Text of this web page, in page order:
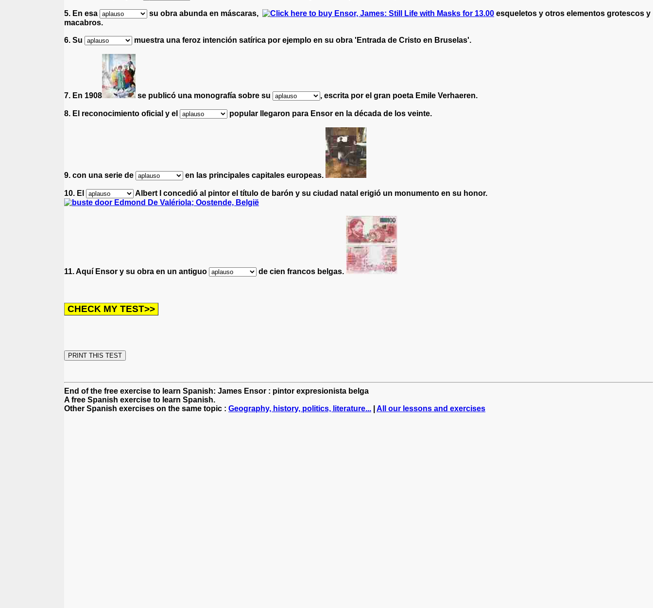
5. En esa su obra abunda en máscaras,
esqueletos y otros elementos grotescos y
macabros.
6. Su muestra una feroz intención satírica por ejemplo en su obra 'Entrada de Cristo en Bruselas'.
7. En 1908 se publicó una monografía sobre su , escrita por el gran poeta Emile Verhaeren.
8. El reconocimiento oficial y el popular llegaron para Ensor en la década de los veinte.
9. con una serie de en las principales capitales europeas.
10. El Albert I concedió al pintor el título de barón y su ciudad natal erigió un monumento en su honor.
11. Aquí Ensor y su obra en un antiguo de cien francos belgas.
End of the free exercise to learn Spanish: James Ensor : pintor expresionista belga
A free Spanish exercise to learn Spanish.
Other Spanish exercises on the same topic : Geography, history, politics, literature... All our lessons and exercises